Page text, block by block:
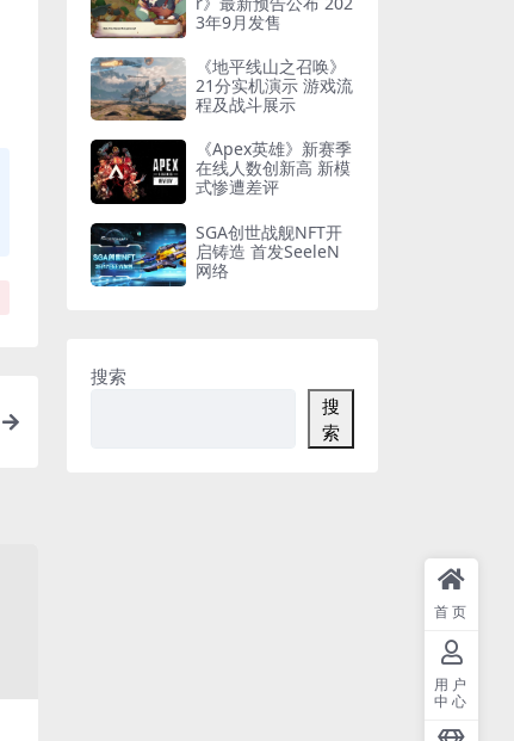
3年9月发售
《地平线山之召唤》
21分实机演示 游戏流
程及战斗展示
《Apex英雄》新赛季
在线人数创新高 新模
式惨遭差评
SGA创世战舰NFT开
启铸造 首发SeeleN
网络
搜索
搜
索
首页
用户
中心